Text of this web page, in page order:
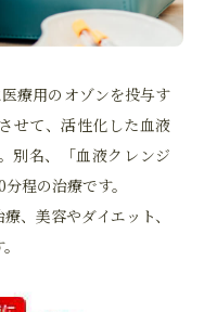
療用のオゾンを投与す
せて、活性化した血液
別名、「血液クレンジ
程の治療です。
、美容やダイエット、